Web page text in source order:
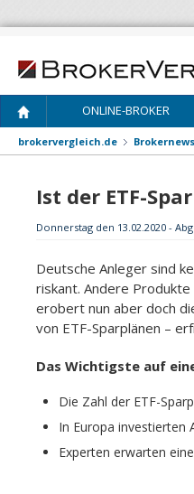
ONLINE-BROKER
brokervergleich.de Brokernews
Ist der ETF-
Donnerstag den 13.02.2020 -
Deutsche Anleger sind
riskant. Andere
erobert nun aber doch
von ETF-Sparplänen –
Das Wichtigste auf
Die Zahl der ETF-
In Europa investierten
Experten erwarten